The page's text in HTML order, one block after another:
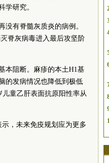
学研究。
没有脊髓灰质炎的病例。
脊灰病毒进入最后攻坚阶
本阻断。麻疹的本土H1基
的发病情况也降低到极低
童乙肝表面抗原阳性率从
，未来免疫规划应为更多